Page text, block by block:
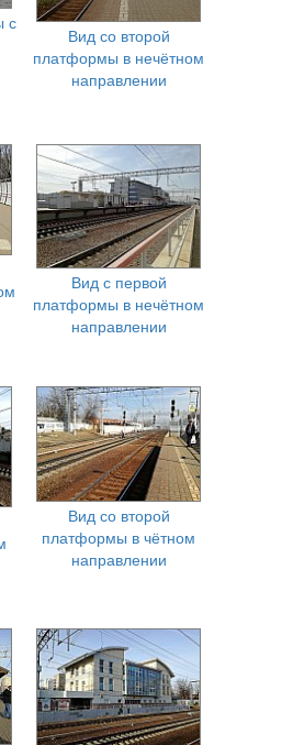
с
Вид со второй
платформы в нечётном
направлении
Вид с первой
платформы в нечётном
направлении
Вид со второй
платформы в чётном
направлении